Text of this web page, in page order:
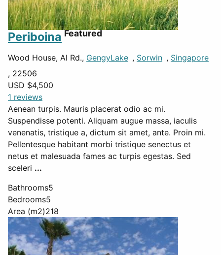
Periboina Featured
Wood House, Al Rd., GengyLake , Sorwin , Singapore
, 22506
USD $4,500
1 reviews
Aenean turpis. Mauris placerat odio ac mi.
Suspendisse potenti. Aliquam augue massa, iaculis
venenatis, tristique a, dictum sit amet, ante. Proin mi.
Pellentesque habitant morbi tristique senectus et
netus et malesuada fames ac turpis egestas. Sed
sceleri ...
Bathrooms5
Bedrooms5
Area (m2)218